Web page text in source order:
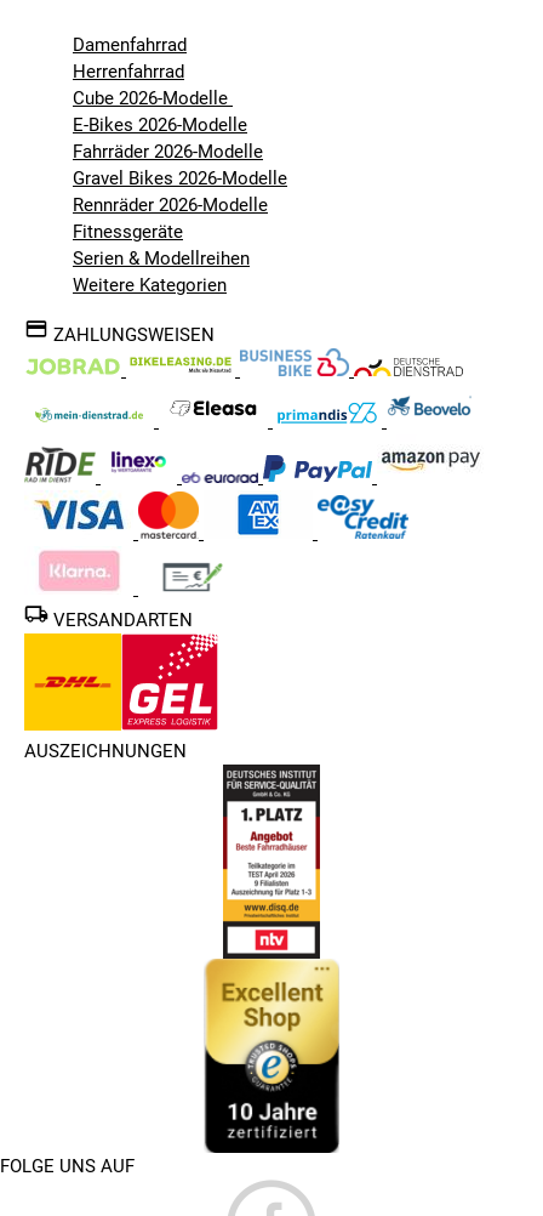
Damenfahrrad
Herrenfahrrad
Cube 2026-Modelle
E-Bikes 2026-Modelle
Fahrräder 2026-Modelle
Gravel Bikes 2026-Modelle
Rennräder 2026-Modelle
Fitnessgeräte
Serien & Modellreihen
Weitere Kategorien
ZAHLUNGSWEISEN
VERSANDARTEN
AUSZEICHNUNGEN
FOLGE UNS AUF